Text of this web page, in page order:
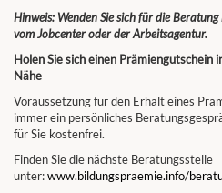
Hinweis: Wenden Sie sich für die
vom Jobcenter oder der Arbeitsagentur.
Holen Sie sich einen Prämiengutschein
Nähe
Voraussetzung für den Erhalt eines
immer ein persönliches
für Sie kostenfrei.
Finden Sie die nächste Beratungsstelle
unter:www.bildungspraemie.info/